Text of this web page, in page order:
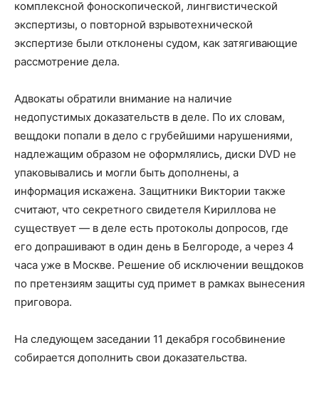
комплексной фоноскопической, лингвистической
экспертизы, о повторной взрывотехнической
экспертизе были отклонены судом, как затягивающие
рассмотрение дела.
Адвокаты обратили внимание на наличие
недопустимых доказательств в деле. По их словам,
вещдоки попали в дело с грубейшими нарушениями,
надлежащим образом не оформлялись, диски DVD не
упаковывались и могли быть дополнены, а
информация искажена. Защитники Виктории также
считают, что секретного свидетеля Кириллова не
существует — в деле есть протоколы допросов, где
его допрашивают в один день в Белгороде, а через 4
часа уже в Москве. Решение об исключении вещдоков
по претензиям защиты суд примет в рамках вынесения
приговора.
На следующем заседании 11 декабря гособвинение
собирается дополнить свои доказательства.